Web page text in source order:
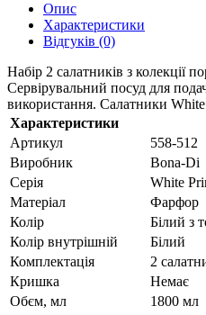
Опис
Характеристики
Відгуків (0)
Набір 2 салатників з
Сервірувальний посуд для
використання. Салатники White
Характеристики
Артикул
558-512
Виробник
Bona-Di
Серія
White
Матеріал
Фарфор
Колір
Білий з
Колір внутрішній
Білий
Комплектація
2
Кришка
Немає
Обєм, мл
1800 мл